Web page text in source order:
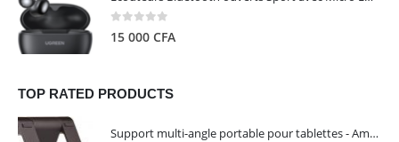
0 out of 5
15 000 CFA
TOP RATED PRODUCTS
Support multi-angle portable pour tablettes - Amazon Basics